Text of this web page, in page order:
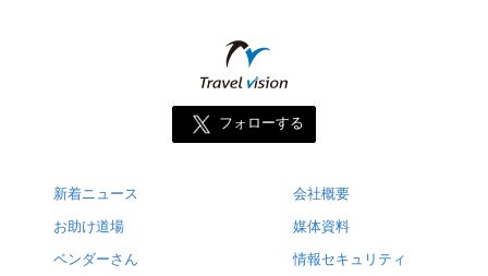
フォローする
新着ニュース
お助け道場
ベンダーさん
会社概要
媒体資料
情報セキュリティ